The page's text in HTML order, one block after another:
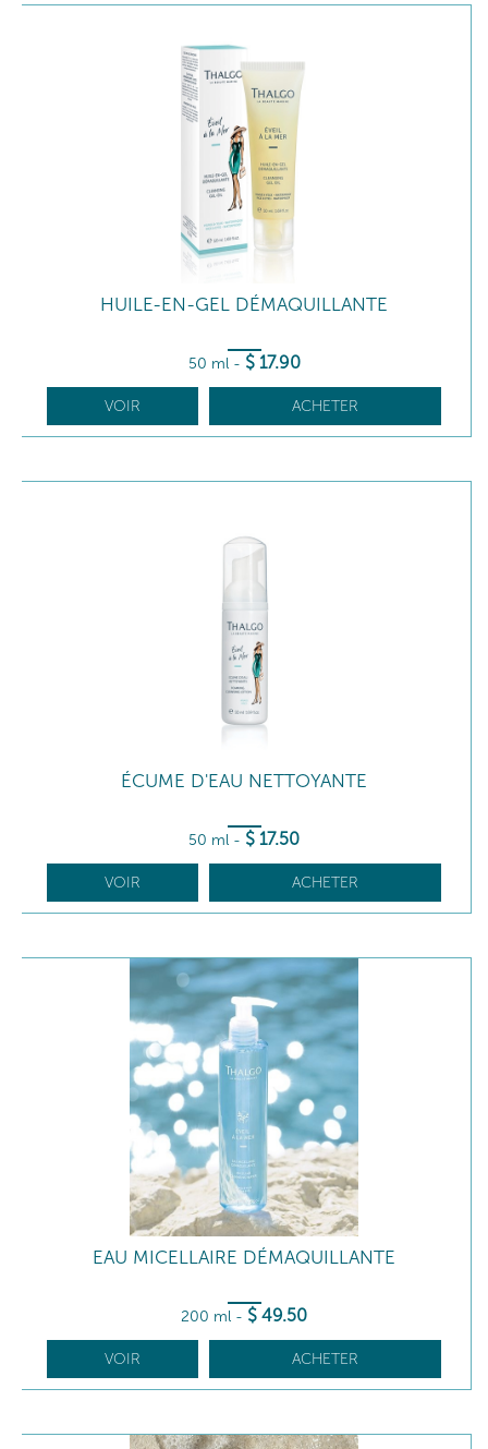
HUILE-EN-GEL DÉMAQUILLANTE
50 ml - $ 17.90
VOIR ACHETER
ÉCUME D'EAU NETTOYANTE
50 ml - $ 17.50
VOIR ACHETER
EAU MICELLAIRE DÉMAQUILLANTE
200 ml - $ 49.50
VOIR ACHETER